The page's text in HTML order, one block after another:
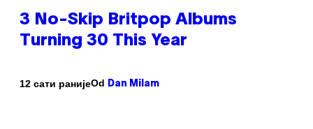
3 No-Skip Britpop Albums
Turning 30 This Year
12 сати ранијеOd Dan Milam